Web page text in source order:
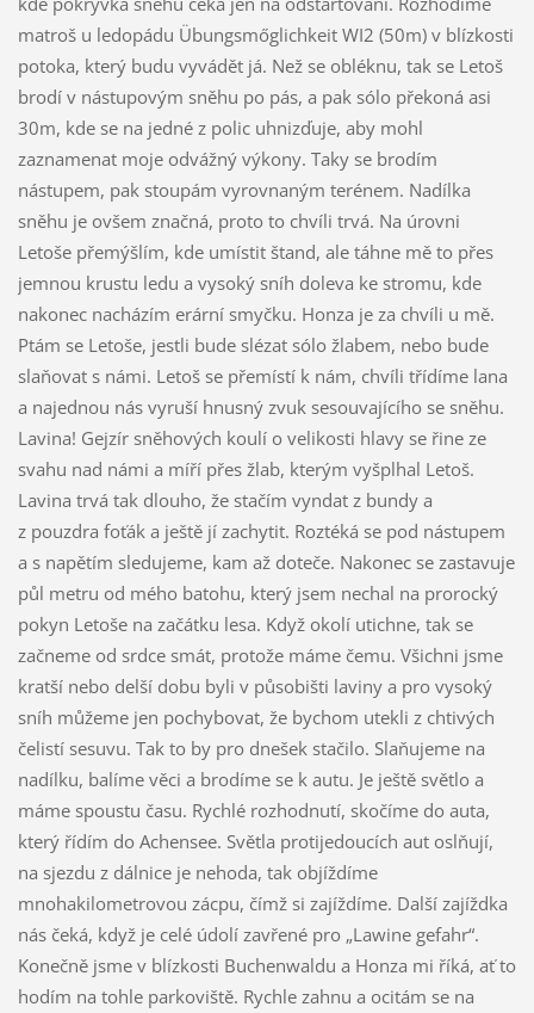
matroš u ledopádu Übungsmőglichkeit WI2 (50m) v blízkosti
potoka, který budu vyvádět já. Než se obléknu, tak se Letoš
brodí v nástupovým sněhu po pás, a pak sólo překoná asi
30m, kde se na jedné z polic uhnizďuje, aby mohl
zaznamenat moje odvážný výkony. Taky se brodím
nástupem, pak stoupám vyrovnaným terénem. Nadílka
sněhu je ovšem značná, proto to chvíli trvá. Na úrovni
Letoše přemýšlím, kde umístit štand, ale táhne mě to přes
jemnou krustu ledu a vysoký sníh doleva ke stromu, kde
nakonec nacházím erární smyčku. Honza je za chvíli u mě.
Ptám se Letoše, jestli bude slézat sólo žlabem, nebo bude
slaňovat s námi. Letoš se přemístí k nám, chvíli třídíme lana
a najednou nás vyruší hnusný zvuk sesouvajícího se sněhu.
Lavina! Gejzír sněhových koulí o velikosti hlavy se řine ze
svahu nad námi a míří přes žlab, kterým vyšplhal Letoš.
Lavina trvá tak dlouho, že stačím vyndat z bundy a
z pouzdra foťák a ještě jí zachytit. Roztéká se pod nástupem
a s napětím sledujeme, kam až doteče. Nakonec se zastavuje
půl metru od mého batohu, který jsem nechal na prorocký
pokyn Letoše na začátku lesa. Když okolí utichne, tak se
začneme od srdce smát, protože máme čemu. Všichni jsme
kratší nebo delší dobu byli v působišti laviny a pro vysoký
sníh můžeme jen pochybovat, že bychom utekli z chtivých
čelistí sesuvu. Tak to by pro dnešek stačilo. Slaňujeme na
nadílku, balíme věci a brodíme se k autu. Je ještě světlo a
máme spoustu času. Rychlé rozhodnutí, skočíme do auta,
který řídím do Achensee. Světla protijedoucích aut oslňují,
na sjezdu z dálnice je nehoda, tak objíždíme
mnohakilometrovou zácpu, čímž si zajíždíme. Další zajíždka
nás čeká, když je celé údolí zavřené pro „Lawine gefahr“.
Konečně jsme v blízkosti Buchenwaldu a Honza mi říká, ať to
hodím na tohle parkoviště. Rychle zahnu a ocitám se na